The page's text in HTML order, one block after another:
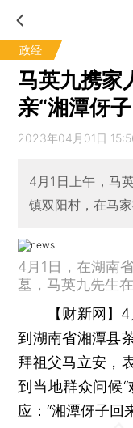
政经
马英九携家
亲“湘潭伢
2023年04月01日
4月1日上午，马
镇双阳村，在马
4月1日，在湖南
墓，马英九先生
【财新网】 4
到湖南省湘潭县
拜祖父马立安，
到当地群众问候
应：“湘潭伢子回